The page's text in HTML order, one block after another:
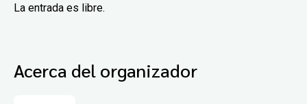
La entrada es libre.
Acerca del organizador